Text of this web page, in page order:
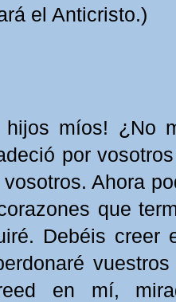
el Anticristo.)
hijos míos! ¿No
por
Ahora
que
Debéis creer
en mí,